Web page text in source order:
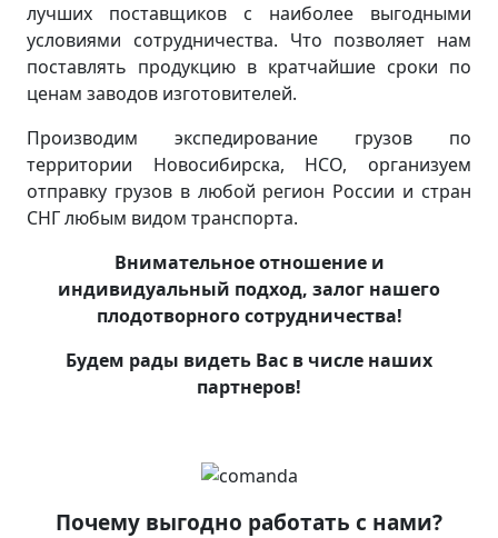
лучших поставщиков с наиболее выгодными
условиями сотрудничества. Что позволяет нам
поставлять продукцию в кратчайшие сроки по
ценам заводов изготовителей.
Производим экспедирование грузов по
территории Новосибирска, НСО, организуем
отправку грузов в любой регион России и стран
СНГ любым видом транспорта.
Внимательное отношение и
индивидуальный подход, залог нашего
плодотворного сотрудничества!
Будем рады видеть Вас в числе наших
партнеров!
Почему выгодно работать с нами?